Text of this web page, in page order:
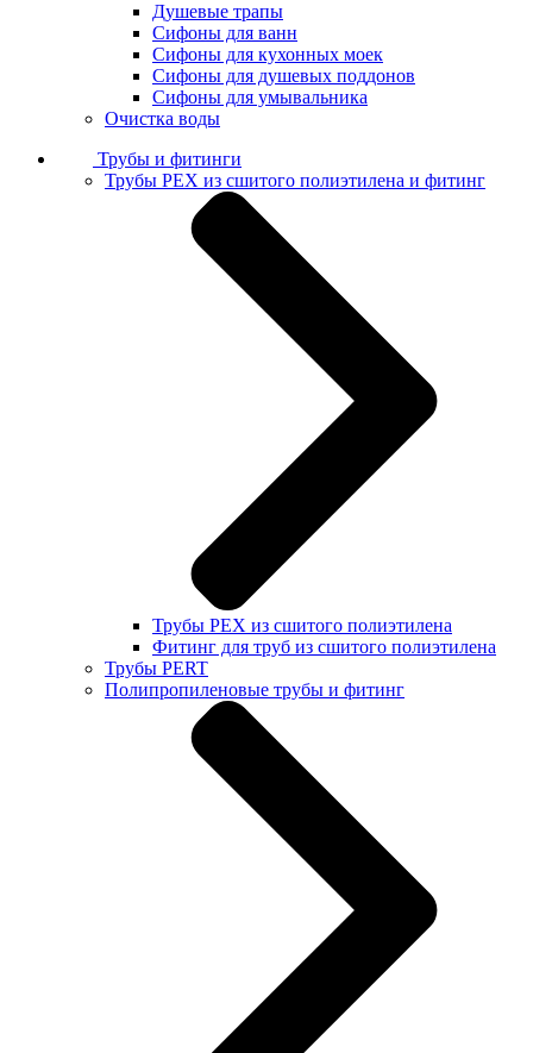
Душевые трапы
Сифоны для ванн
Сифоны для кухонных моек
Сифоны для душевых поддонов
Сифоны для умывальника
Очистка воды
Трубы и фитинги
Трубы PEX из сшитого полиэтилена и фитинг
Трубы PEX из сшитого полиэтилена
Фитинг для труб из сшитого полиэтилена
Трубы PERT
Полипропиленовые трубы и фитинг